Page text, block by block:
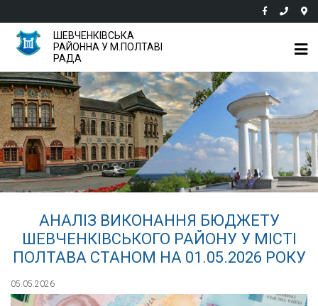
ШЕВЧЕНКІВСЬКА
РАЙОННА У М.ПОЛТАВІ
РАДА
АНАЛІЗ ВИКОНАННЯ БЮДЖЕТУ
ШЕВЧЕНКІВСЬКОГО РАЙОНУ У МІСТІ
ПОЛТАВА СТАНОМ НА 01.05.2026 РОКУ
05.05.2026